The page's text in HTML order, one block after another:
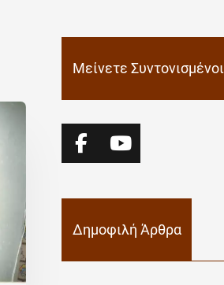
Μείνετε Συντονισμένοι
Δημοφιλή Άρθρα